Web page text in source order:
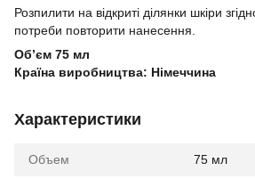
Розпилити на відкриті ділянки шкіри
потреби повторити нанесення.
Об’єм 75 мл
Країна виробництва: Німеччина
Характеристики
Объем 75 мл